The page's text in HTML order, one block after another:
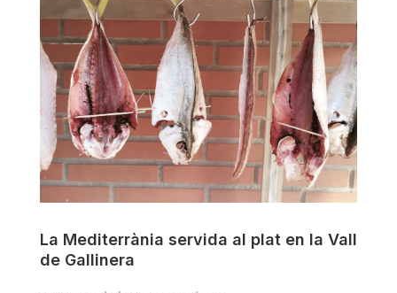
La Mediterrània servida al plat en la Vall
de Gallinera